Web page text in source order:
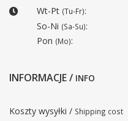
Wt-Pt (Tu-Fr):
So-Ni (Sa-Su):
Pon (Mo):
INFORMACJE / INFO
Koszty wysyłki / Shipping cost